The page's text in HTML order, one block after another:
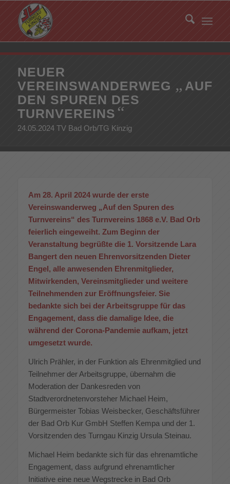
NEUER
VEREINSWANDERWEG „ AUF
DEN SPUREN DES
TURNVEREINS “
24.05.2024 TV Bad Orb/TG Kinzig
Am 28. April 2024 wurde der erste
Vereinswanderweg „Auf den Spuren des
Turnvereins“ des Turnvereins 1868 e.V. Bad Orb
feierlich eingeweiht. Zum Beginn der
Veranstaltung begrüßte die 1. Vorsitzende Lara
Bangert den neuen Ehrenvorsitzenden Dieter
Engel, alle anwesenden Ehrenmitglieder,
Mitwirkenden, Vereinsmitglieder und weitere
Teilnehmenden zur Eröffnungsfeier. Sie
bedankte sich bei der Arbeitsgruppe für das
Engagement, dass die damalige Idee, die
während der Corona-Pandemie aufkam, jetzt
umgesetzt wurde.
Ulrich Prähler, in der Funktion als Ehrenmitglied und
Teilnehmer der Arbeitsgruppe, übernahm die
Moderation der Dankesreden von
Stadtverordnetenvorsteher Michael Heim,
Bürgermeister Tobias Weisbecker, Geschäftsführer
der Bad Orb Kur GmbH Steffen Kempa und der 1.
Vorsitzenden des Turngau Kinzig Ursula Steinau.
Michael Heim bedankte sich für das ehrenamtliche
Engagement, dass aufgrund ehrenamtlicher
Initiative eine neue Wegstrecke in Bad Orb